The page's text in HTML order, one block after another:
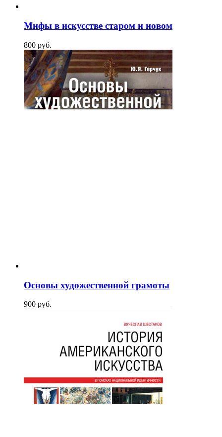
Мифы в искусстве старом и новом
800 pуб.
Основы художественной грамоты
900 pуб.